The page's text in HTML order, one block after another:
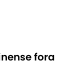
fora